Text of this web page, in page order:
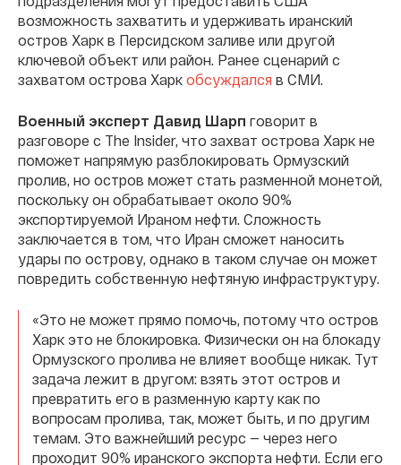
возможность захватить и удерживать иранский
остров Харк в Персидском заливе или другой
ключевой объект или район. Ранее сценарий с
захватом острова Харк обсуждался в СМИ.
Военный эксперт Давид Шарп говорит в
разговоре с The Insider, что захват острова Харк не
поможет напрямую разблокировать Ормузский
пролив, но остров может стать разменной монетой,
поскольку он обрабатывает около 90%
экспортируемой Ираном нефти. Сложность
заключается в том, что Иран сможет наносить
удары по острову, однако в таком случае он может
повредить собственную нефтяную инфраструктуру.
«Это не может прямо помочь, потому что остров
Харк это не блокировка. Физически он на блокаду
Ормузского пролива не влияет вообще никак. Тут
задача лежит в другом: взять этот остров и
превратить его в разменную карту как по
вопросам пролива, так, может быть, и по другим
темам. Это важнейший ресурс — через него
проходит 90% иранского экспорта нефти. Если его